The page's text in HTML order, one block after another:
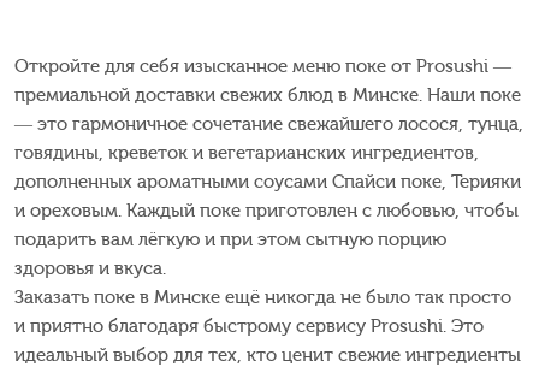
Откройте для себя изысканное меню поке от Prosushi —
премиальной доставки свежих блюд в Минске. Наши поке
— это гармоничное сочетание свежайшего лосося, тунца,
говядины, креветок и вегетарианских ингредиентов,
дополненных ароматными соусами Спайси поке, Терияки
и ореховым. Каждый поке приготовлен с любовью, чтобы
подарить вам лёгкую и при этом сытную порцию
здоровья и вкуса.
Заказать поке в Минске ещё никогда не было так просто
и приятно благодаря быстрому сервису Prosushi. Это
идеальный выбор для тех, кто ценит свежие ингредиенты